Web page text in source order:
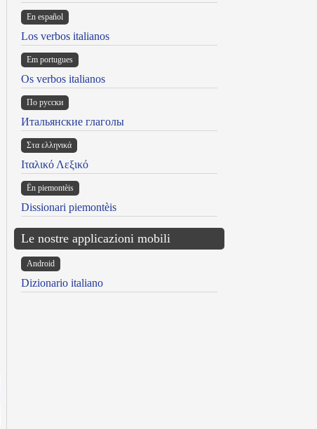
En español
Los verbos italianos
Em portugues
Os verbos italianos
По русски
Итальянские глаголы
Στα ελληνικά
Ιταλικό Λεξικό
Ën piemontèis
Dissionari piemontèis
Le nostre applicazioni mobili
Android
Dizionario italiano